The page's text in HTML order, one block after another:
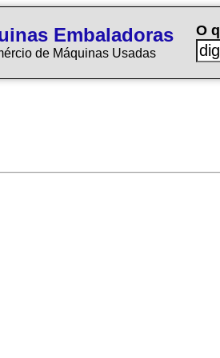
Embaladoras
de Máquinas Usadas
O